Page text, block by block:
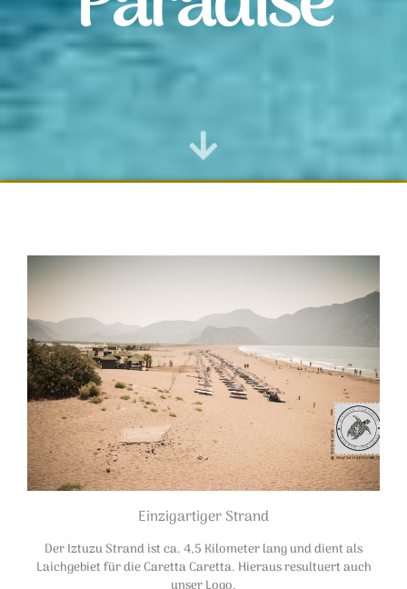
Einzigartiger Strand
Der Iztuzu Strand ist ca. 4,5 Kilometer lang und dient als
Laichgebiet für die Caretta Caretta. Hieraus resultuert auch